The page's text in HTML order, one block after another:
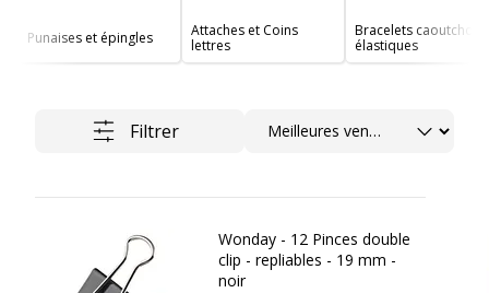
Punaises et épingles
Attaches et Coins
lettres
Bracelets
élastiques
Filtrer Trier
Wonday - 12 Pinces double
clip - repliables - 19 mm -
noir